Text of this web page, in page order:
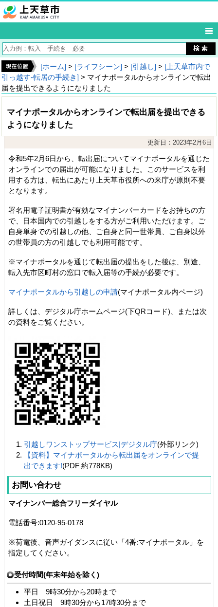
[ホーム] > [ライフシーン] > [引越し] > [上天草市内で
引っ越す‐転居の手続き] > マイナポータルからオンラインで転出
届を提出できるようになりました
マイナポータルからオンラインで転出届を提出できる
ようになりました
更新日：2023年2月6日
令和5年2月6日から、転出届についてマイナポータルを通じた
オンラインでの届出が可能になりました。このサービスを利
用する方は、転出にあたり上天草市役所への来庁が原則不要
となります。
署名用電子証明書が有効なマイナンバーカードをお持ちの方
で、日本国内での引越しをする方がご利用いただけます。ご
自身単身での引越しの他、ご自身と同一世帯員、ご自身以外
の世帯員の方の引越しでも利用可能です。
※マイナポータルを通じて転出届の提出をした後は、別途、
転入先市区町村の窓口で転入届等の手続が必要です。
マイナポータルから引越しの申請(マイナポータル内ページ)
詳しくは、デジタル庁ホームページ(下QRコード)、または次
の資料をご覧ください。
引越しワンストップサービス|デジタル庁(外部リンク)
【資料】マイナポータルから転出届をオンラインで提
出できます!(PDF 約778KB)
お問い合わせ
マイナンバー総合フリーダイヤル
電話番号:0120-95-0178
※荷電後、音声ガイダンスに従い「4番:マイナポータル」を
指定してください。
受付時間(年末年始を除く)
平日 9時30分から20時まで
土日祝日 9時30分から17時30分まで